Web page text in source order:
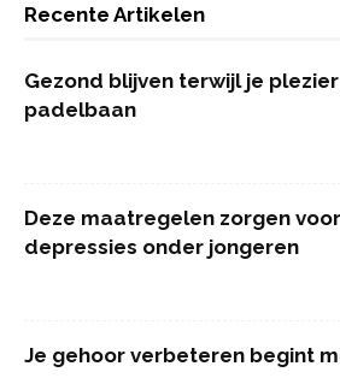
Recente Artikelen
Gezond blijven terwijl je
padelbaan
Deze maatregelen zorgen
depressies onder jongeren
Je gehoor verbeteren begint